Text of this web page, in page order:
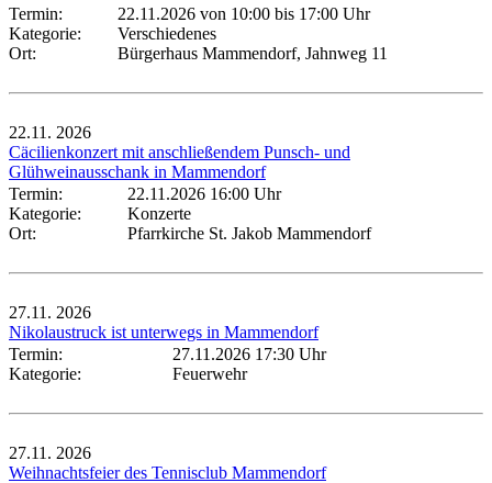
Termin: 22.11.2026 von 10:00 bis 17:00 Uhr
Kategorie:
Verschiedenes
Ort:
Bürgerhaus Mammendorf, Jahnweg 11
22.11. 2026
Cäcilienkonzert mit anschließendem Punsch- und
Glühweinausschank in Mammendorf
Termin:
22.11.2026 16:00 Uhr
Kategorie:
Konzerte
Ort:
Pfarrkirche St. Jakob Mammendorf
27.11. 2026
Nikolaustruck ist unterwegs in Mammendorf
Termin:
27.11.2026 17:30 Uhr
Kategorie:
Feuerwehr
27.11. 2026
Weihnachtsfeier des Tennisclub Mammendorf